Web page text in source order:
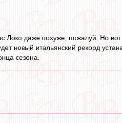
Локо даже похуже, пожалуй. Но вот
новый итальянский рекорд
сезона.